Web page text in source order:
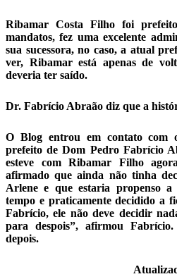
Ribamar Costa Filho foi
mandatos, fez uma excelente
sua sucessora, no caso, a atual
ver, Ribamar está apenas de
deveria ter saído.
Dr. Fabrício Abraão diz que a
O Blog entrou em contato com
prefeito de Dom Pedro Fabrício
esteve com Ribamar Filho
afirmado que ainda não tinha
Arlene e que estaria propenso a
tempo e praticamente decidido a
Fabrício, ele não deve decidir
para despois”, afirmou
depois.